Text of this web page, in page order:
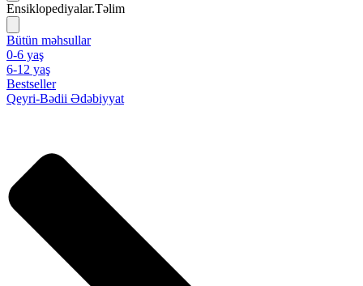
Ensiklopediyalar.Təlim
Bütün məhsullar
0-6 yaş
6-12 yaş
Bestseller
Qeyri-Bədii Ədəbiyyat